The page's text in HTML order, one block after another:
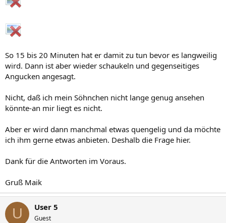
So 15 bis 20 Minuten hat er damit zu tun bevor es langweilig
wird. Dann ist aber wieder schaukeln und gegenseitiges
Angucken angesagt.
Nicht, daß ich mein Söhnchen nicht lange genug ansehen
könnte-an mir liegt es nicht.
Aber er wird dann manchmal etwas quengelig und da möchte
ich ihm gerne etwas anbieten. Deshalb die Frage hier.
Dank für die Antworten im Voraus.
Gruß Maik
U User 5
Guest